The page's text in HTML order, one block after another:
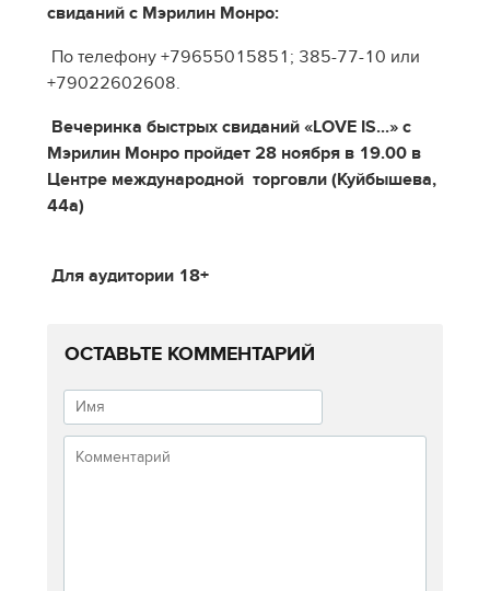
свиданий с Мэрилин Монро:
По телефону +79655015851; 385-77-10 или
+79022602608.
Вечеринка быстрых свиданий «LOVE IS...» с
Мэрилин Монро пройдет 28 ноября в 19.00 в
Центре международной торговли (Куйбышева,
44а)
Для аудитории 18+
ОСТАВЬТЕ КОММЕНТАРИЙ